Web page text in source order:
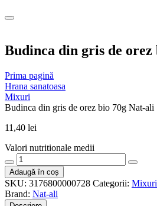
Budinca din gris de orez
Prima pagină
Hrana sanatoasa
Mixuri
Budinca din gris de orez bio 70g Nat-ali
11,40 lei
Valori nutritionale medii
Cantitate
Budinca
din
gris
de
Adaugă în coș
SKU: 3176800000728 Categorii: Mixuri
Brand: Nat-ali